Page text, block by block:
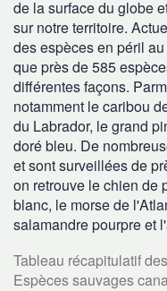
de la surface du globe
sur notre territoire.
des espèces en péril
que près de 585
différentes façons.
notamment le caribou
du Labrador, le grand
doré bleu. De
et sont surveillées de
on retrouve le chien de
blanc, le morse de
salamandre pourpre et
Tableau récapitulatif
Espèces sauvages